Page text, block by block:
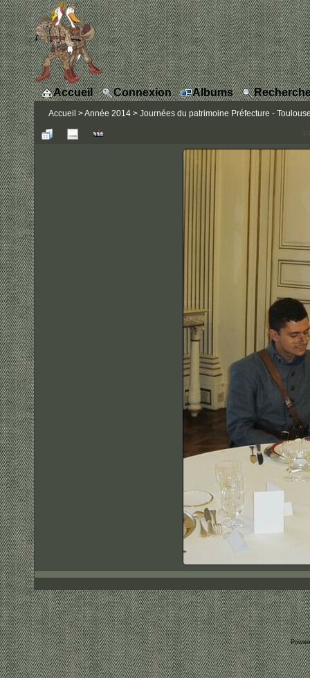
Accueil Connexion Albums
Accueil >Année 2014 > Journées du patrimoine Préfecture -